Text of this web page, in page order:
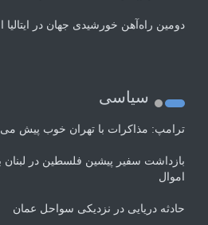
دومین راه‌آهن خورشیدی جهان در
سیاسی
ترامپ: مذاکرات با تهران خوب پیش
بازداشت سفیر پیشین فلسطین در لبنان
اموال
حادثه دریایی در نزدیکی سواحل عمان